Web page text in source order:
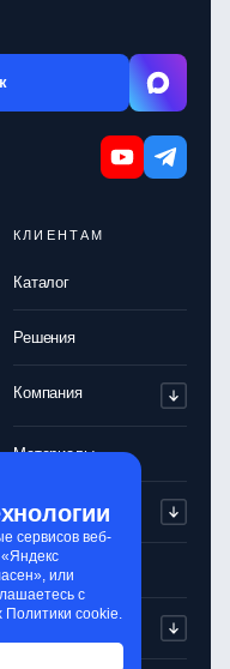
КЛИЕНТАМ
Каталог
Решения
Компания
Материалы
Партнерам
Контакты
сервисов веб-
или
с
Политики cookie.